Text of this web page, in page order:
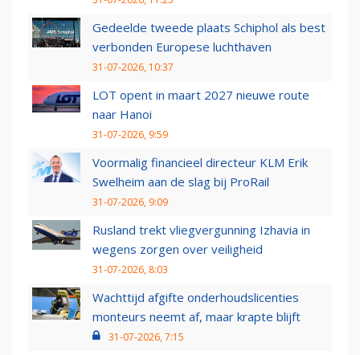
Gedeelde tweede plaats Schiphol als best
verbonden Europese luchthaven
31-07-2026, 10:37
LOT opent in maart 2027 nieuwe route
naar Hanoi
31-07-2026, 9:59
Voormalig financieel directeur KLM Erik
Swelheim aan de slag bij ProRail
31-07-2026, 9:09
Rusland trekt vliegvergunning Izhavia in
wegens zorgen over veiligheid
31-07-2026, 8:03
Wachttijd afgifte onderhoudslicenties
monteurs neemt af, maar krapte blijft
31-07-2026, 7:15